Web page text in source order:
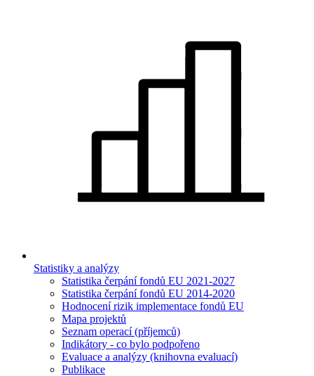
Statistiky a analýzy
Statistika čerpání fondů EU 2021-2027
Statistika čerpání fondů EU 2014-2020
Hodnocení rizik implementace fondů EU
Mapa projektů
Seznam operací (příjemců)
Indikátory - co bylo podpořeno
Evaluace a analýzy (knihovna evaluací)
Publikace